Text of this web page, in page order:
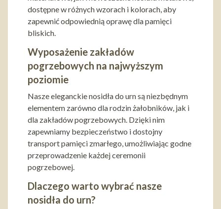
dostępne w różnych wzorach i kolorach, aby
zapewnić odpowiednią oprawę dla pamięci
bliskich.
Wyposażenie zakładów
pogrzebowych na najwyższym
poziomie
Nasze eleganckie nosidła do urn są niezbędnym
elementem zarówno dla rodzin żałobników, jak i
dla zakładów pogrzebowych. Dzięki nim
zapewniamy bezpieczeństwo i dostojny
transport pamięci zmarłego, umożliwiając godne
przeprowadzenie każdej ceremonii
pogrzebowej.
Dlaczego warto wybrać nasze
nosidła do urn?